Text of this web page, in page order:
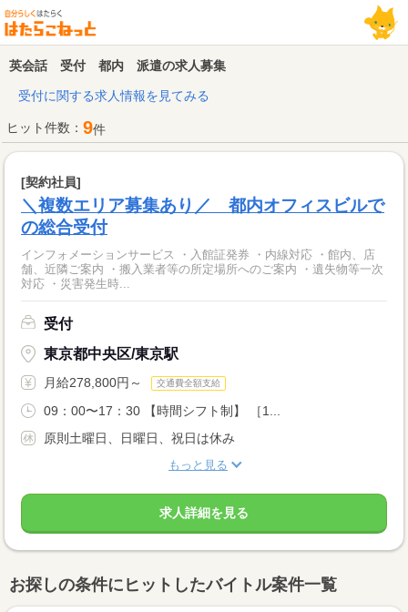
英会話 受付 都内 派遣の求人募集
受付に関する求人情報を見てみる
ヒット件数： 9件
[契約社員]
＼複数エリア募集あり／ 都内オフィスビルで
の総合受付
インフォメーションサービス ・入館証発券 ・内線対応 ・館内、店
舗、近隣ご案内 ・搬入業者等の所定場所へのご案内 ・遺失物等一次
対応 ・災害発生時...
受付
東京都中央区/東京駅
月給278,800円～ 交通費全額支給
09：00〜17：30 【時間シフト制】 ［1...
原則土曜日、日曜日、祝日は休み
もっと見る
求人詳細を見る
お探しの条件にヒットしたバイトル案件一覧